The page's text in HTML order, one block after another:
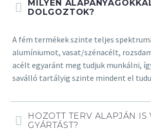
MILYEN
DOLGOZTOK?
A fém termékek szinte teljes
alumíniumot, vasat/szénacélt,
acélt egyaránt meg tudjuk munkálni,
saválló tartályig szinte mindent el
HOZOTT TERV ALAPJÁN IS
GYÁRTÁST?